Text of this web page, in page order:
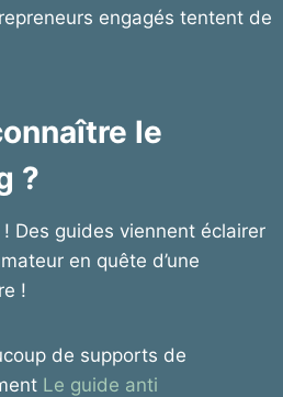
engagés tentent de
le
?
Des guides viennent éclairer
en quête d’une
!
de supports de
Le guide anti